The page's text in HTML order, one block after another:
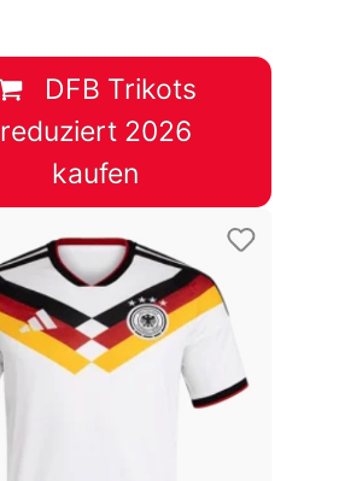
DFB Trikots
reduziert 2026
kaufen